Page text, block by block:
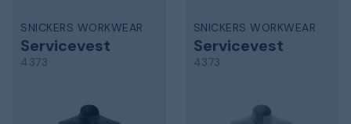
SNICKERS WORKWEAR
Servicevest
4373
SNICKERS WORKWEAR
Servicevest
4373